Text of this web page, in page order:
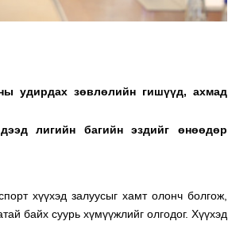
удирдах зөвлөлийн гишүүд, ахмад
лигийн багийн эздийг өнөөдөр
хүүхэд залуусыг хамт олонч болгож,
байх суурь хүмүүжлийг олгодог. Хүүхэд